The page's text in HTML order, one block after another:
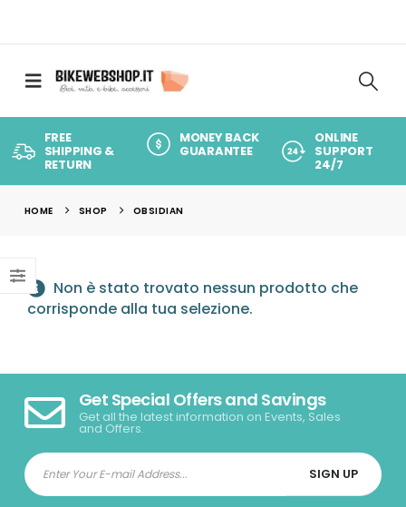
FREE
SHIPPING &
RETURN
MONEY BACK
GUARANTEE
ONLINE
SUPPORT
24/7
HOME SHOP OBSIDIAN
Non è stato trovato nessun prodotto che
corrisponde alla tua selezione.
Get Special Offers and Savings
Get all the latest information on Events, Sales
and Offers.